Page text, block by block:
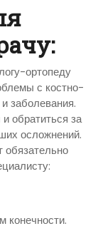
ортопеду
с костно-
заболевания.
обратиться за
осложнений.
обязательно
конечности.